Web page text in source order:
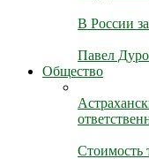
В России
Павел
Общество
Стоимость